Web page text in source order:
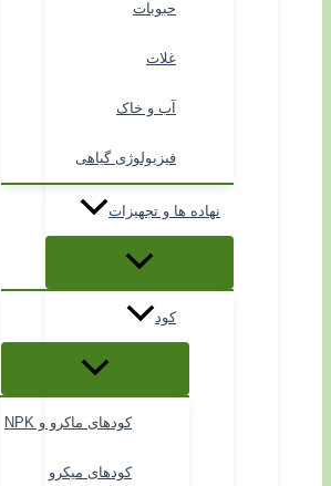
حبوبات
غلات
آب و خاک
فیزیولوژی گیاهی
نهاده ها و تجهیزات
کود
کودهای ماکرو و NPK
کودهای میکرو